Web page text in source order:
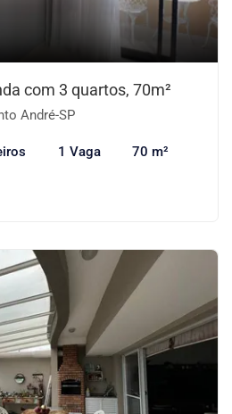
com 3 quartos, 70m²
André-SP
1 Vaga 70 m²